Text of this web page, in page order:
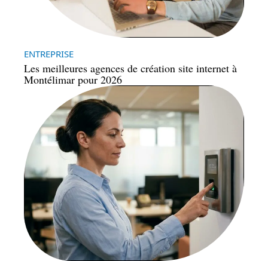
ENTREPRISE
Les meilleures agences de création site internet à
Montélimar pour 2026